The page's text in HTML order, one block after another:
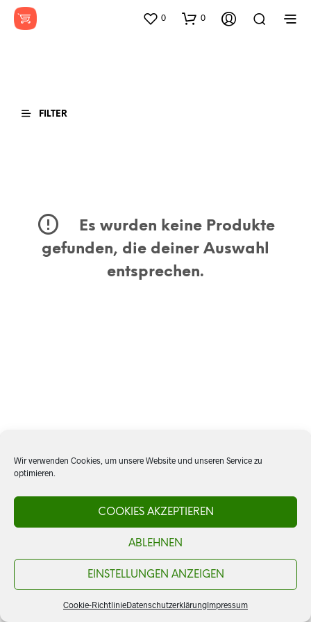
Wir verwenden Cookies, um unsere Website und unseren Service zu
optimieren.
COOKIES AKZEPTIEREN
ABLEHNEN
EINSTELLUNGEN ANZEIGEN
Cookie-RichtlinieDatenschutzerklärungImpressum
0 0
FILTER
Es wurden keine Produkte
gefunden, die deiner Auswahl
entsprechen.